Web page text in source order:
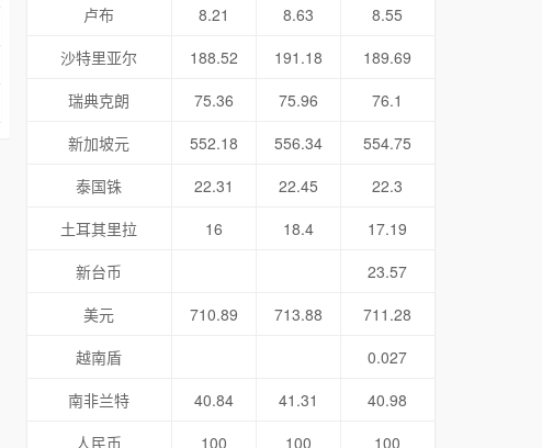
卢布
8.21 8.63
8.55
沙特里亚尔
188.52 191.18
189.69
瑞典克朗
75.36 75.96
76.1
新加坡元
552.18 556.34
554.75
泰国铢
22.31 22.45
22.3
土耳其里拉
16 18.4
17.19
新台币
23.57
美元
710.89 713.88
711.28
越南盾
0.027
南非兰特
40.84 41.31
40.98
人民币
100 100 100